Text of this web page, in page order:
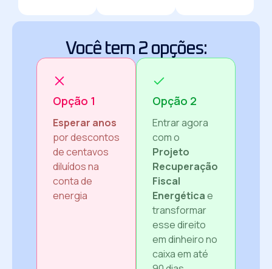
Você tem 2 opções:
Opção 1
Esperar anos
por descontos
de centavos
diluídos na
conta de
energia
Opção 2
Entrar agora
com o
Projeto
Recuperação
Fiscal
Energéticae
transformar
esse direito
em dinheiro no
caixa em até